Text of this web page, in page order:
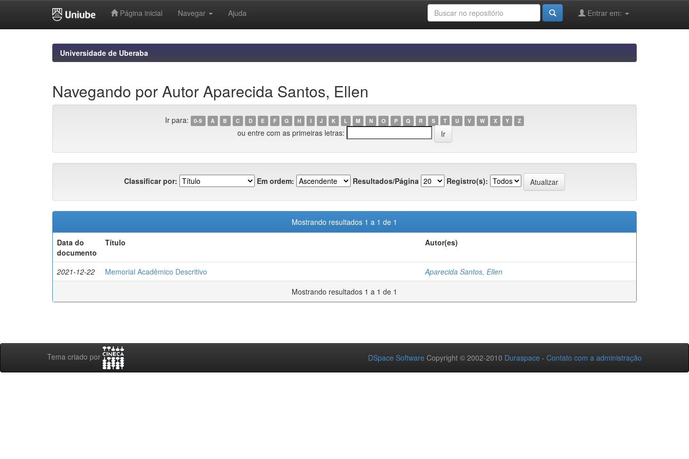
Página inicial Navegar Ajuda Entrar em:
Universidade de Uberaba
Navegando por Autor Aparecida Santos, Ellen
Ir para: 0-9 A B C D E F G H I J K L M N O P Q R S T U V W X Y Z
ou entre com as primeiras letras:
Classificar por: Em ordem: Resultados/Página Registro(s):
Mostrando resultados 1 a 1 de 1
Data do
documento
Título Autor(es)
2021-12-22 Memorial Acadêmico Descritivo
Aparecida Santos, Ellen
Mostrando resultados 1 a 1 de 1
Tema criado por DSpace Software Copyright © 2002-2010 Duraspace - Contato com a administração